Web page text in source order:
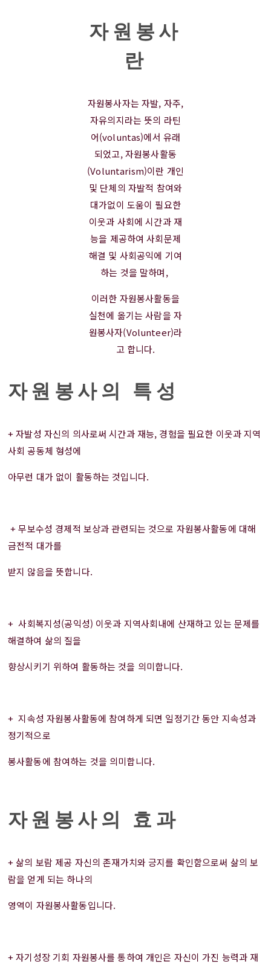
자원봉사
란
자원봉사자는 자발, 자주,
자유의지라는 뜻의 라틴
어(voluntas)에서 유래
되었고, 자원봉사활동
(Voluntarism)이란 개인
및 단체의 자발적 참여와
대가없이 도움이 필요한
이웃과 사회에 시간과 재
능을 제공하여 사회문제
해결 및 사회공익에 기여
하는 것을 말하며,
이러한 자원봉사활동을
실천에 옮기는 사람을 자
원봉사자(Volunteer)라
고 합니다.
자원봉사의 특성
+ 자발성 자신의 의사로써 시간과 재능, 경험을 필요한 이웃과 지역
사회 공동체 형성에
아무런 대가 없이 활동하는 것입니다.
+ 무보수성 경제적 보상과 관련되는 것으로 자원봉사활동에 대해
금전적 대가를
받지 않음을 뜻합니다.
+ 사회복지성(공익성) 이웃과 지역사회내에 산재하고 있는 문제를
해결하여 삶의 질을
향상시키기 위하여 활동하는 것을 의미합니다.
+ 지속성 자원봉사활동에 참여하게 되면 일정기간 동안 지속성과
정기적으로
봉사활동에 참여하는 것을 의미합니다.
자원봉사의 효과
+ 삶의 보람 제공 자신의 존재가치와 긍지를 확인함으로써 삶의 보
람을 얻게 되는 하나의
영역이 자원봉사활동입니다.
+ 자기성장 기회 자원봉사를 통하여 개인은 자신이 가진 능력과 재